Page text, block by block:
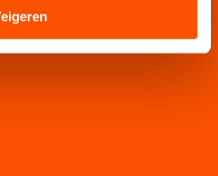
gegevens doorgeven aan
de VS, waar mogelijk geen
geldt volgens de GDPR.
stemt u in met deze
vindt u in ons